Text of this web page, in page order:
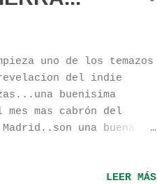
uno de los temazos
del indie
buenisima
mas cabrón del
una buena
y paseis unLEER MÁS